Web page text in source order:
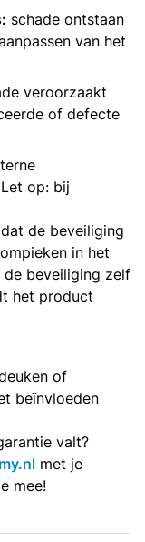
schade ontstaan
van het
veroorzaakt
of defecte
op: bij
de beveiliging
in het
beveiliging zelf
het product
of
beïnvloeden
valt?
met je
mee!